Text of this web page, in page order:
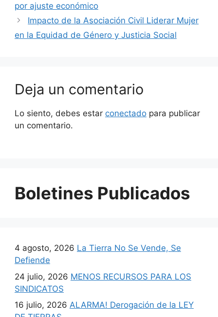
por ajuste económico
Impacto de la Asociación Civil Liderar Mujer
en la Equidad de Género y Justicia Social
Deja un comentario
Lo siento, debes estar conectado para publicar
un comentario.
Boletines Publicados
4 agosto, 2026 La Tierra No Se Vende, Se
Defiende
24 julio, 2026 MENOS RECURSOS PARA LOS
SINDICATOS
16 julio, 2026 ALARMA! Derogación de la LEY